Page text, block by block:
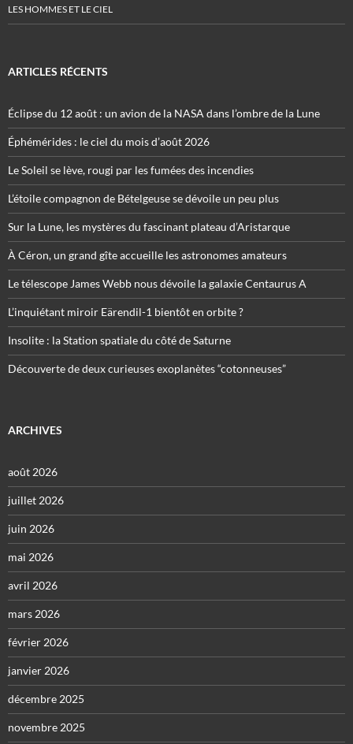
LES HOMMES ET LE CIEL
ARTICLES RÉCENTS
Éclipse du 12 août : un avion de la NASA dans l’ombre de la Lune
Éphémérides : le ciel du mois d’août 2026
Le Soleil se lève, rougi par les fumées des incendies
L’étoile compagnon de Bételgeuse se dévoile un peu plus
Sur la Lune, les mystères du fascinant plateau d’Aristarque
À Céron, un grand gîte accueille les astronomes amateurs
Le télescope James Webb nous dévoile la galaxie Centaurus A
L’inquiétant miroir Eärendil-1 bientôt en orbite ?
Insolite : la Station spatiale du côté de Saturne
Découverte de deux curieuses exoplanètes “cotonneuses”
ARCHIVES
août 2026
juillet 2026
juin 2026
mai 2026
avril 2026
mars 2026
février 2026
janvier 2026
décembre 2025
novembre 2025